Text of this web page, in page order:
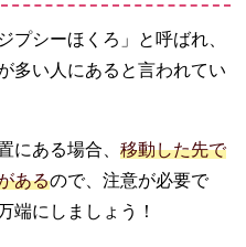
プシーほくろ」と呼ばれ、
多い人にあると言われてい
にある場合、 移動した先で
あるので、注意が必要で
端にしましょう！